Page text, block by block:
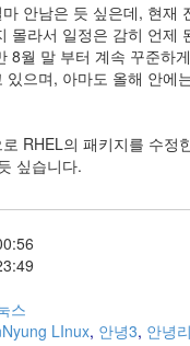
안남은 듯 싶은데, 현재
몰라서 일정은 감히 언제
8월 말 부터 계속 꾸준하
있으며, 아마도 올해 안에
RHEL의 패키지를 수정
싶습니다.
스
LInux, 안녕3, 안녕